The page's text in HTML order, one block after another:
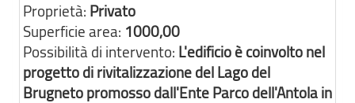
Proprietà: Privato
Superficie area: 1000,00
Possibilità di intervento: L'edificio è coinvolto nel
progetto di rivitalizzazione del Lago del
Brugneto promosso dall'Ente Parco dell'Antola in